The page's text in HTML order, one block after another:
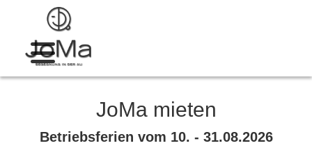
JoMa mieten
Betriebsferien vom 10. - 31.08.2026